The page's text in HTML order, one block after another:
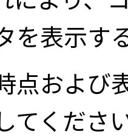
を表示す
点および
てくださ